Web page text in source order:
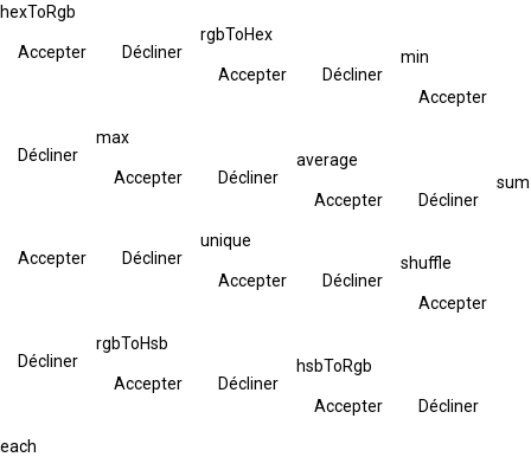
hexToRgb
Accepter Décliner
rgbToHex
Accepter Décliner
min
Accepter
Décliner
max
Accepter Décliner
average
Accepter Décliner
sum
Accepter Décliner
unique
Accepter Décliner
shuffle
Accepter
Décliner
rgbToHsb
Accepter Décliner
hsbToRgb
Accepter Décliner
each